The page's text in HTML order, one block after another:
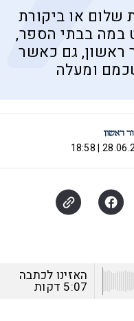
שלום או ביקורת
במה בבתי הספר,
ראשון, גם כאשר
ומעלה
האזינו לכתבה
5:07 דקות